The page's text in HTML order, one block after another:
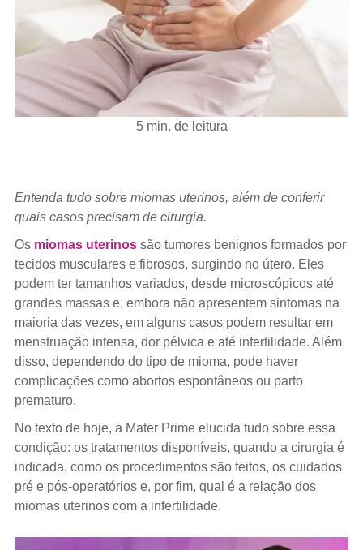
5 min. de leitura
Entenda tudo sobre miomas uterinos, além de conferir
quais casos precisam de cirurgia.
Os miomas uterinossão tumores benignos formados por
tecidos musculares e fibrosos, surgindo no útero. Eles
podem ter tamanhos variados, desde microscópicos até
grandes massas e, embora não apresentem sintomas na
maioria das vezes, em alguns casos podem resultar em
menstruação intensa, dor pélvica e até infertilidade. Além
disso, dependendo do tipo de mioma, pode haver
complicações como abortos espontâneos ou parto
prematuro.
No texto de hoje, a Mater Prime elucida tudo sobre essa
condição: os tratamentos disponíveis, quando a cirurgia é
indicada, como os procedimentos são feitos, os cuidados
pré e pós-operatórios e, por fim, qual é a relação dos
miomas uterinos com a infertilidade.